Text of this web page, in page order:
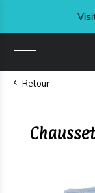
Retour